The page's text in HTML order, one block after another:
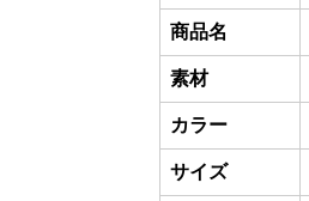
商品名
素材
カラー
サイズ